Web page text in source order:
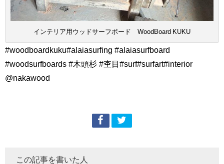
インテリア用ウッドサーフボード WoodBoard KUKU
#woodboardkuku#alaiasurfing #alaiasurfboard
#woodsurfboards #木頭杉 #杢目#surf#surfart#interior
@nakawood
この記事を書いた人